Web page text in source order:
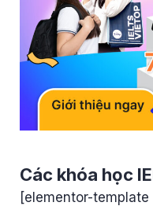
Các khóa học
[elementor-